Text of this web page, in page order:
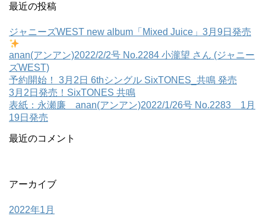
最近の投稿
ジャニーズWEST new album「Mixed Juice」3月9日発売
anan(アンアン)2022/2/2号 No.2284 小瀧望 さん (ジャニー
ズWEST)
予約開始！ 3月2日 6thシングル SixTONES_共鳴 発売
3月2日発売！SixTONES 共鳴
表紙：永瀬廉 anan(アンアン)2022/1/26号 No.2283 1月
19日発売
最近のコメント
アーカイブ
2022年1月